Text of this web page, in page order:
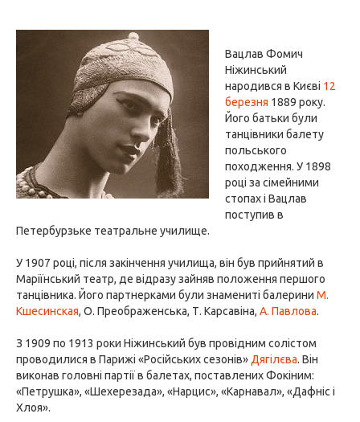
Вацлав Фомич
Ніжинський
народився в Києві 12
березня 1889 року.
Його батьки були
танцівники балету
польського
походження. У 1898
році за сімейними
стопах і Вацлав
поступив в
Петербурзьке театральне училище.
У 1907 році, після закінчення училища, він був прийнятий в
Маріїнський театр, де відразу зайняв положення першого
танцівника. Його партнерками були знамениті балерини М.
Кшесинская, О. Преображенська, Т. Карсавіна, А. Павлова.
З 1909 по 1913 роки Ніжинський був провідним солістом
проводилися в Парижі «Російських сезонів» Дягілєва. Він
виконав головні партії в балетах, поставлених Фокіним:
«Петрушка», «Шехерезада», «Нарцис», «Карнавал», «Дафніс і
Хлоя».